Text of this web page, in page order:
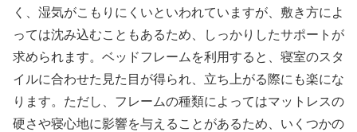
く、湿気がこもりにくいといわれていますが、敷き方によ
っては沈み込むこともあるため、しっかりしたサポートが
求められます。ベッドフレームを利用すると、寝室のスタ
イルに合わせた見た目が得られ、立ち上がる際にも楽にな
ります。ただし、フレームの種類によってはマットレスの
硬さや寝心地に影響を与えることがあるため、いくつかの